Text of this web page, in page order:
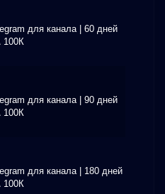
для канала | 60 дней
100К
для канала | 90 дней
100К
для канала | 180 дней
100К